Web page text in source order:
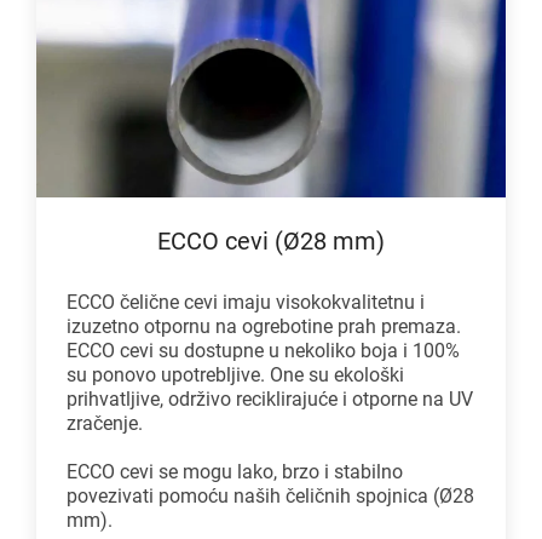
ECCO cevi (Ø28 mm)
ECCO čelične cevi imaju visokokvalitetnu i
izuzetno otpornu na ogrebotine prah premaza.
ECCO cevi su dostupne u nekoliko boja i 100%
su ponovo upotrebljive. One su ekološki
prihvatljive, održivo reciklirajuće i otporne na UV
zračenje.
ECCO cevi se mogu lako, brzo i stabilno
povezivati pomoću naših čeličnih spojnica (Ø28
mm).